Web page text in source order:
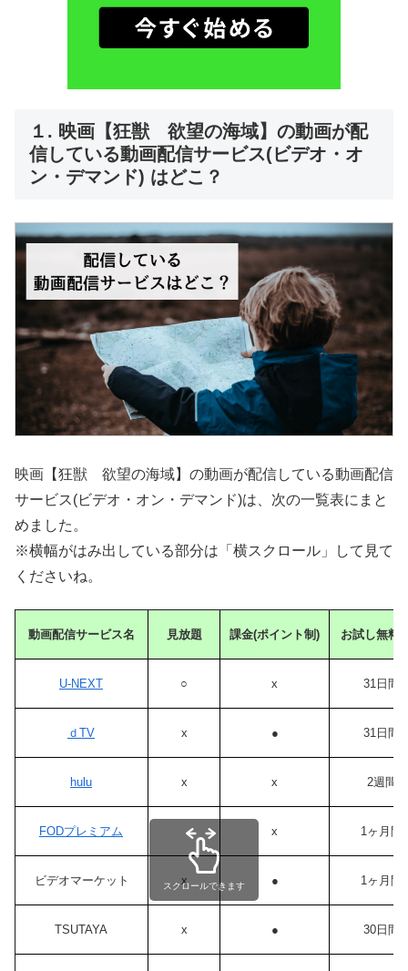
１. 映画【狂獣 欲望の海域】の動画が配
信している動画配信サービス(ビデオ・オ
ン・デマンド) はどこ？
映画【狂獣 欲望の海域】の動画が配信している動画配信
サービス(ビデオ・オン・デマンド)は、次の一覧表にまと
めました。
※横幅がはみ出している部分は「横スクロール」して見て
くださいね。
動画配信サービス名 見放題 課金(ポイント制) お試し無料
U-NEXT ○ x 31日間
ｄTV x ● 31日間
hulu x x 2週間
FODプレミアム x 1ヶ月間
ビデオマーケット x ● 1ヶ月間
TSUTAYA x ● 30日間
スクロールできます